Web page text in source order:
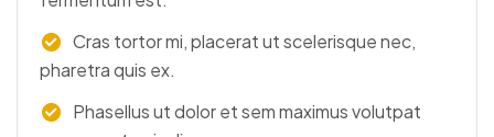
Cras tortor mi, placerat ut scelerisque nec,
pharetra quis ex.
Phasellus ut dolor et sem maximus volutpat